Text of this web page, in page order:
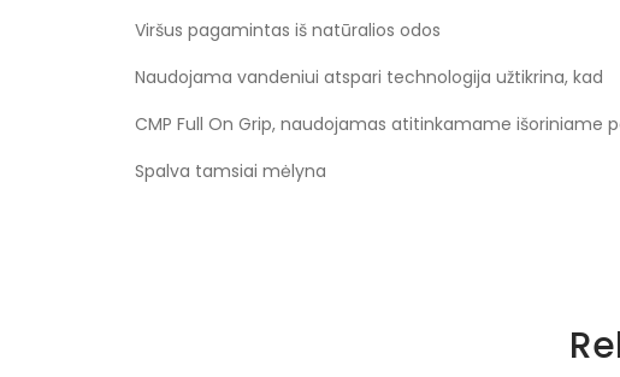
Viršus pagamintas iš natūralios odos
Naudojama vandeniui atspari technologija užtikrina, kad
CMP Full On Grip, naudojamas atitinkamame išoriniame
Spalva tamsiai mėlyna